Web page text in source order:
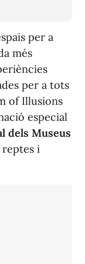
per a
més
per a tots
of Illusions
especial
dels Museus
reptes i